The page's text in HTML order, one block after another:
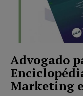
Advogado
Marketing